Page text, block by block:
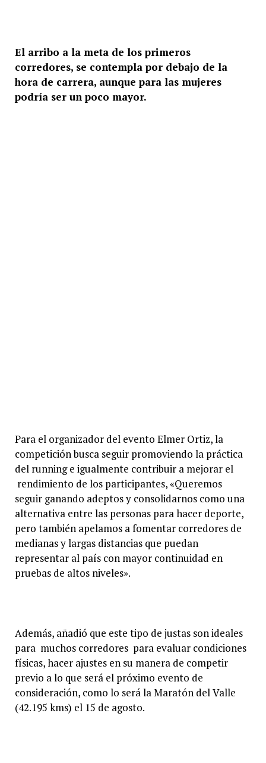
El arribo a la meta de los primeros
corredores, se contempla por debajo de la
hora de carrera, aunque para las mujeres
podría ser un poco mayor.
Para el organizador del evento Elmer Ortiz, la
competición busca seguir promoviendo la práctica
del running e igualmente contribuir a mejorar el
rendimiento de los participantes, «Queremos
seguir ganando adeptos y consolidarnos como una
alternativa entre las personas para hacer deporte,
pero también apelamos a fomentar corredores de
medianas y largas distancias que puedan
representar al país con mayor continuidad en
pruebas de altos niveles».
Además, añadió que este tipo de justas son ideales
para muchos corredores para evaluar condiciones
físicas, hacer ajustes en su manera de competir
previo a lo que será el próximo evento de
consideración, como lo será la Maratón del Valle
(42.195 kms) el 15 de agosto.